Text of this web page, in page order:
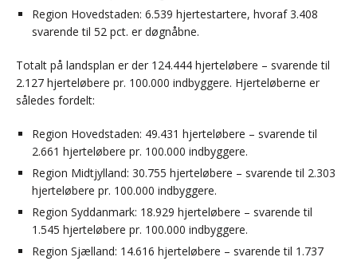
Region Hovedstaden: 6.539 hjertestartere, hvoraf 3.408
svarende til 52 pct. er døgnåbne.
Totalt på landsplan er der 124.444 hjerteløbere – svarende til
2.127 hjerteløbere pr. 100.000 indbyggere. Hjerteløberne er
således fordelt:
Region Hovedstaden: 49.431 hjerteløbere – svarende til
2.661 hjerteløbere pr. 100.000 indbyggere.
Region Midtjylland: 30.755 hjerteløbere – svarende til 2.303
hjerteløbere pr. 100.000 indbyggere.
Region Syddanmark: 18.929 hjerteløbere – svarende til
1.545 hjerteløbere pr. 100.000 indbyggere.
Region Sjælland: 14.616 hjerteløbere – svarende til 1.737